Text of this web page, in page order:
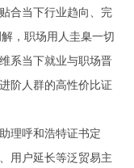
合当下行业趋向、完
，职场用人圭臬一切
系当下就业与职场晋
阶人群的高性价比证
理呼和浩特证书定
用户延长等泛贸易主